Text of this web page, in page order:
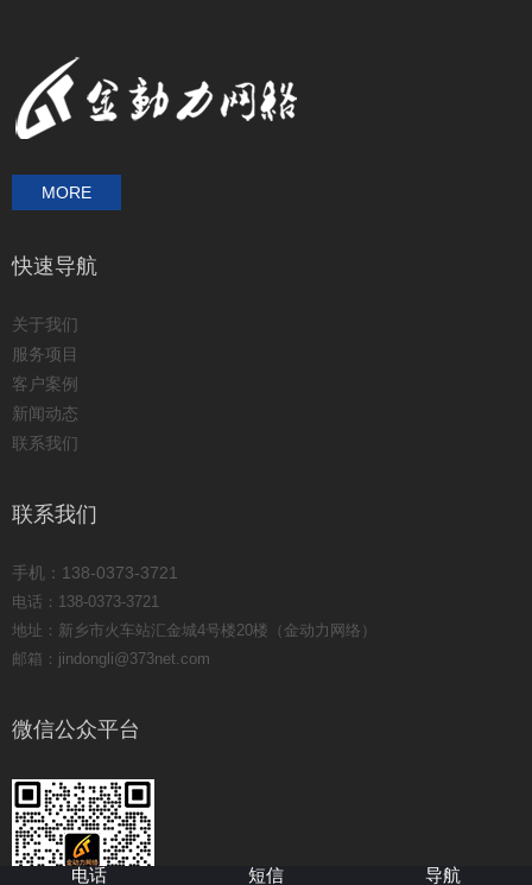
MORE
快速导航
关于我们
服务项目
客户案例
新闻动态
联系我们
联系我们
手机：138-0373-3721
电话：138-0373-3721
地址：新乡市火车站汇金城4号楼20楼（金动力网络）
邮箱：jindongli@373net.com
微信公众平台
电话 短信 导航